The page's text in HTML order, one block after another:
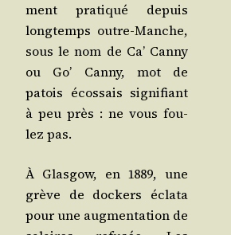
ment pra­ti­qué depuis
long­temps outre-Manche,
sous le nom de Ca’ Can­ny
ou Go’ Can­ny, mot de
patois écos­sais signi­fiant
à peu près : ne vous fou­
lez pas.
À Glas­gow, en 1889, une
grève de dockers écla­ta
pour une aug­men­ta­tion de